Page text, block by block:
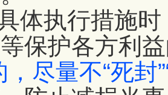
体执行措施
保护各方利
尽量不“死封